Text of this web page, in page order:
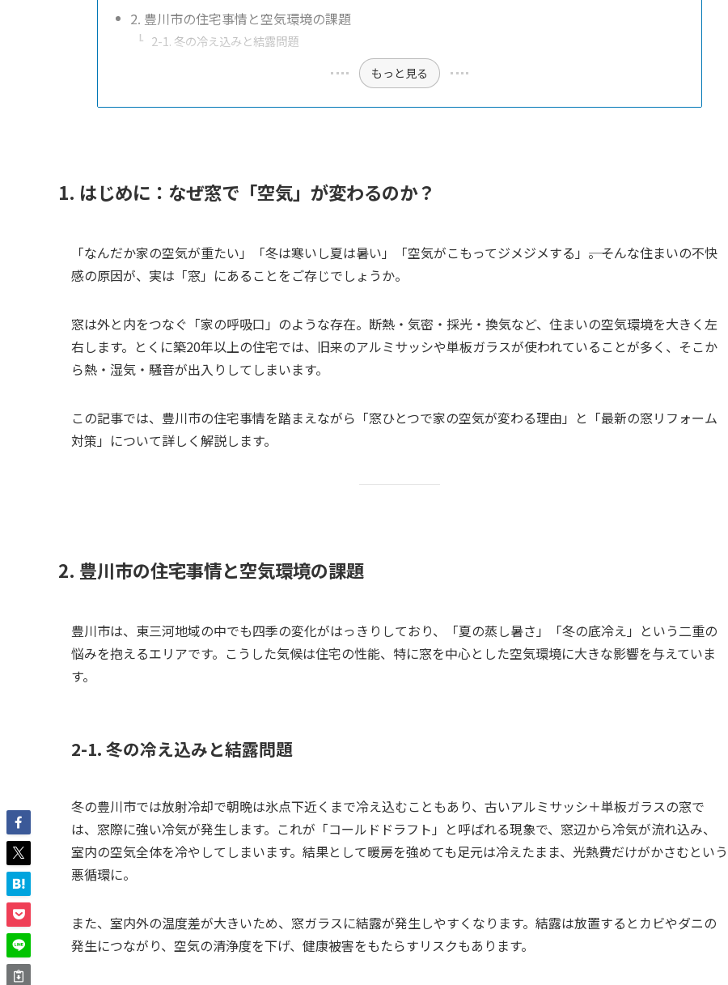
2. 豊川市の住宅事情と空気環境の課題
2-1. 冬の冷え込みと結露問題
もっと見る
1. はじめに：なぜ窓で「空気」が変わるのか？
「なんだか家の空気が重たい」「冬は寒いし夏は暑い」「空気がこもってジメジメする」――。そんな住まいの不快
感の原因が、実は「窓」にあることをご存じでしょうか。
窓は外と内をつなぐ「家の呼吸口」のような存在。断熱・気密・採光・換気など、住まいの空気環境を大きく左
右します。とくに築20年以上の住宅では、旧来のアルミサッシや単板ガラスが使われていることが多く、そこか
ら熱・湿気・騒音が出入りしてしまいます。
この記事では、豊川市の住宅事情を踏まえながら「窓ひとつで家の空気が変わる理由」と「最新の窓リフォーム
対策」について詳しく解説します。
2. 豊川市の住宅事情と空気環境の課題
豊川市は、東三河地域の中でも四季の変化がはっきりしており、「夏の蒸し暑さ」「冬の底冷え」という二重の
悩みを抱えるエリアです。こうした気候は住宅の性能、特に窓を中心とした空気環境に大きな影響を与えていま
す。
2-1. 冬の冷え込みと結露問題
冬の豊川市では放射冷却で朝晩は氷点下近くまで冷え込むこともあり、古いアルミサッシ＋単板ガラスの窓で
は、窓際に強い冷気が発生します。これが「コールドドラフト」と呼ばれる現象で、窓辺から冷気が流れ込み、
室内の空気全体を冷やしてしまいます。結果として暖房を強めても足元は冷えたまま、光熱費だけがかさむという
悪循環に。
また、室内外の温度差が大きいため、窓ガラスに結露が発生しやすくなります。結露は放置するとカビやダニの
発生につながり、空気の清浄度を下げ、健康被害をもたらすリスクもあります。